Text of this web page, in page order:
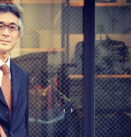
SEAL brand JAPAN公式SNS